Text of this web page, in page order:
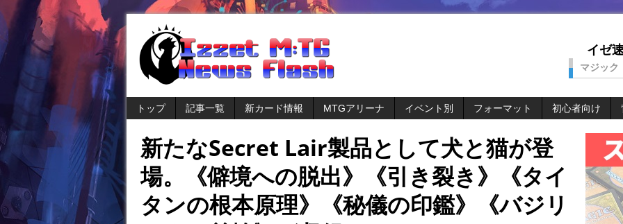
イゼ
マジック
トップ 記事一覧 新カード情報 MTGアリーナ イベント別 フォーマット 初心者向け
新たなSecret Lair製品として犬と猫が登
場。《僻境への脱出》《引き裂き》《タイ
タンの根本原理》《秘儀の印鑑》《バジリ